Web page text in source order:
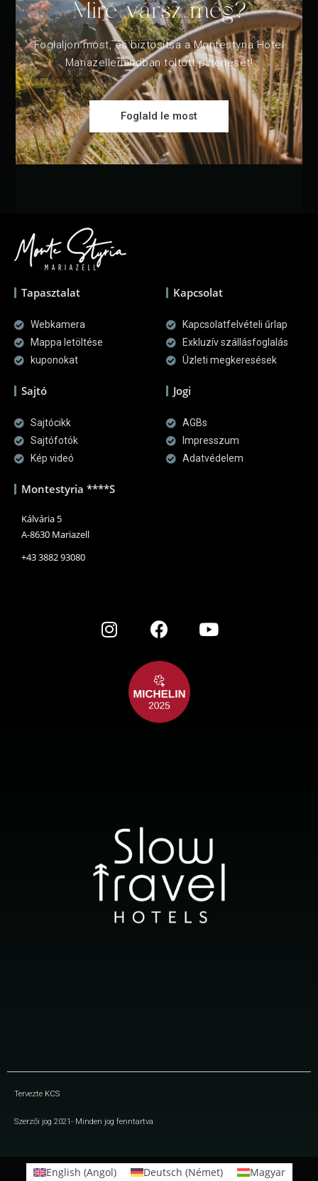
Mire vársz még?
Foglaljon most, és biztosítsa a Montestyria Hotel
Mariazellerlandban töltött pihenését!
Foglald le most
Tapasztalat
Webkamera
Mappa letöltése
kuponokat
Kapcsolat
Kapcsolatfelvételi űrlap
Exkluzív szállásfoglalás
Üzleti megkeresések
Sajtó
Sajtócikk
Sajtófotók
Kép videó
Jogi
AGBs
Impresszum
Adatvédelem
Montestyria ****S
Kálvária 5
A-8630 Mariazell
+43 3882 93080
Tervezte KCS
Szerzői jog 2021- Minden jog fenntartva
English (Angol) Deutsch (Német) Magyar